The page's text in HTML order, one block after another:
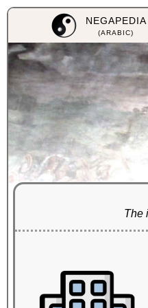
NEGAPEDIA
(ARABIC)
The